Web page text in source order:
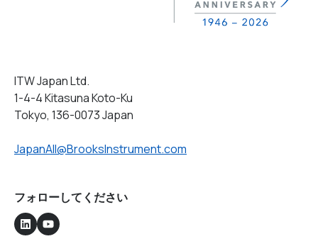
ITW Japan Ltd.
1-4-4 Kitasuna Koto-Ku
Tokyo, 136-0073 Japan
JapanAll@BrooksInstrument.com
フォローしてください